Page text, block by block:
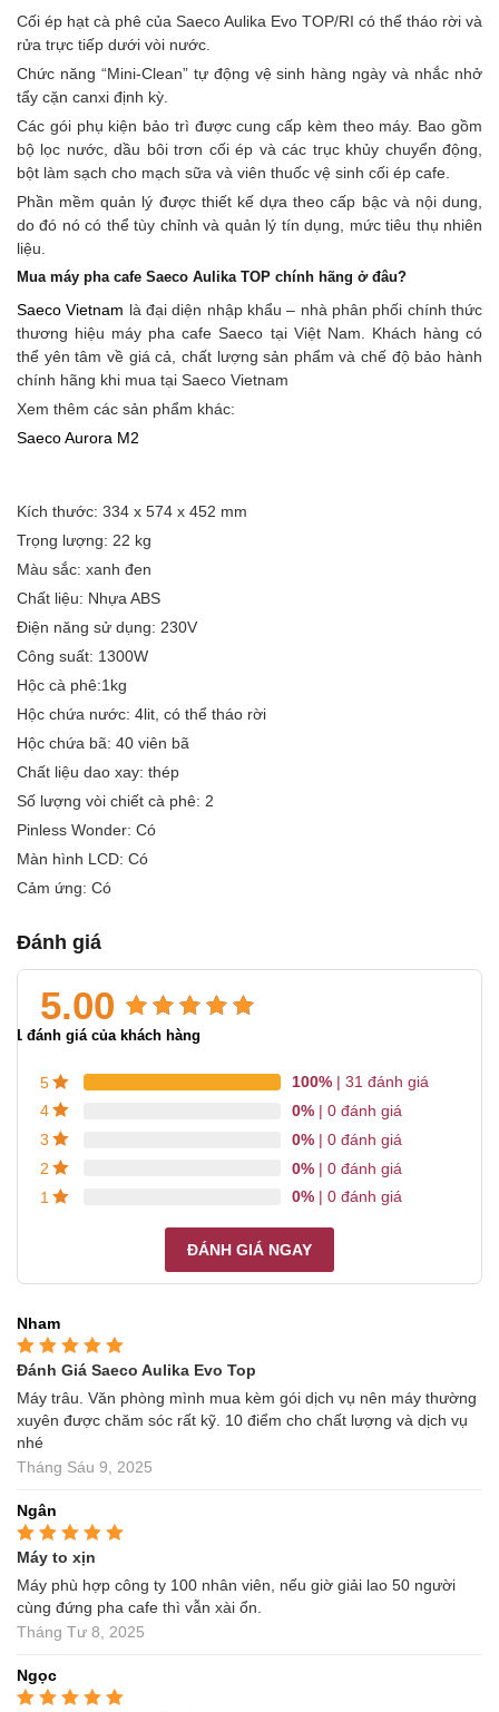
Cối ép hạt cà phê của Saeco Aulika Evo TOP/RI có thể tháo rời và
rửa trực tiếp dưới vòi nước.
Chức năng “Mini-Clean” tự động vệ sinh hàng ngày và nhắc nhở
tẩy cặn canxi định kỳ.
Các gói phụ kiện bảo trì được cung cấp kèm theo máy. Bao gồm
bộ lọc nước, dầu bôi trơn cối ép và các trục khủy chuyển động,
bột làm sạch cho mạch sữa và viên thuốc vệ sinh cối ép cafe.
Phần mềm quản lý được thiết kế dựa theo cấp bậc và nội dung,
do đó nó có thể tùy chỉnh và quản lý tín dụng, mức tiêu thụ nhiên
liệu.
Mua máy pha cafe Saeco Aulika TOP chính hãng ở đâu?
Saeco Vietnam là đại diện nhập khẩu – nhà phân phối chính thức
thương hiệu máy pha cafe Saeco tại Việt Nam. Khách hàng có
thể yên tâm về giá cả, chất lượng sản phẩm và chế độ bảo hành
chính hãng khi mua tại Saeco Vietnam
Xem thêm các sản phẩm khác:
Saeco Aurora M2
Kích thước: 334 x 574 x 452 mm
Trọng lượng: 22 kg
Màu sắc: xanh đen
Chất liệu: Nhựa ABS
Điện năng sử dụng: 230V
Công suất: 1300W
Hộc cà phê:1kg
Hộc chứa nước: 4lit, có thể tháo rời
Hộc chứa bã: 40 viên bã
Chất liệu dao xay: thép
Số lượng vòi chiết cà phê: 2
Pinless Wonder: Có
Màn hình LCD: Có
Cảm ứng: Có
Đánh giá
5.00
5.00 trên 5 dựa trên
31
31 đánh giá của khách hàng
5 100% | 31 đánh giá
4
0% | 0 đánh giá
3
0% | 0 đánh giá
2
0% | 0 đánh giá
1
0% | 0 đánh giá
ĐÁNH GIÁ NGAY
Nham
Được xếp hạng5 5
Đánh Giá Saeco Aulika Evo Top
Máy trâu. Văn phòng mình mua kèm gói dịch vụ nên máy thường
xuyên được chăm sóc rất kỹ. 10 điểm cho chất lượng và dịch vụ
nhé
Tháng Sáu 9, 2025
Ngân
Được xếp hạng
Máy to xịn
Máy phù hợp công ty 100 nhân viên, nếu giờ giải lao 50 người
cùng đứng pha cafe thì vẫn xài ổn.
Tháng Tư 8, 2025
Ngọc